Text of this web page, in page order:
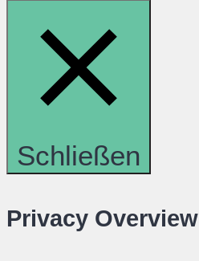
Schließen
Privacy Overview